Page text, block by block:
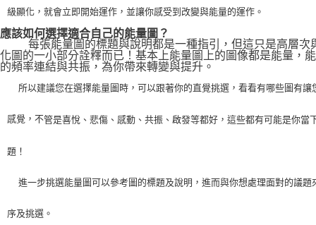
級顯化，就會立即開始運作，並讓你感受到改變與能量的運作。
應該如何選擇適合自己的能量圖？
每張能量圖的標題與說明都是一種指引，但這只是高層次
化圖的一小部分詮釋而已！基本上能量圖上的圖像都是能量，
的頻率連結與共振，為你帶來轉變與提升。
所以建議您在選擇能量圖時，可以跟著你的直覺挑選，看看有哪些圖有讓
感覺，不管是喜悅、悲傷、感動、共振、啟發等都好，這些都有可能是你當
題！
進一步挑選能量圖可以參考圖的標題及說明，進而與你想處理面對的議題
序及挑選。